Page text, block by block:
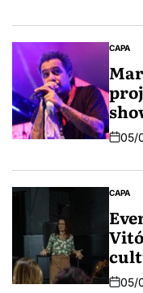
CAPA
05/
CAPA
05/